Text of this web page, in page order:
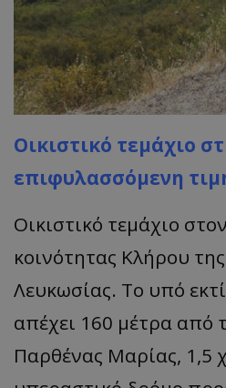
Οικιστικό τεμάχιο
επιφυλασσόμενη
Οικιστικό τεμάχιο
κοινότητας Κλήρου
Λευκωσίας. Το υπό
απέχει 160 μέτρα από
Παρθένας Μαρίας, 1,5